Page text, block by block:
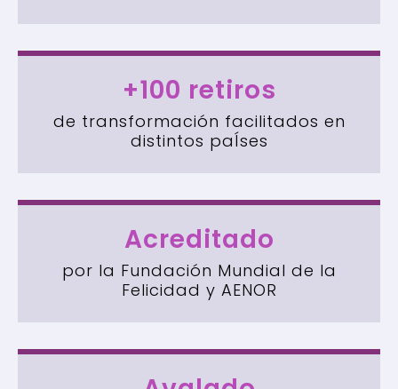
+100 retiros
de transformación facilitados en
distintos paÍses
Acreditado
por la Fundación Mundial de la
Felicidad y AENOR